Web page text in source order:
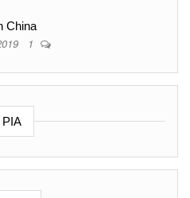
China
1
PIA